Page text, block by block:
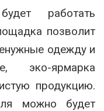
работать
позволит
одежду и
эко-ярмарка
продукцию.
можно будет